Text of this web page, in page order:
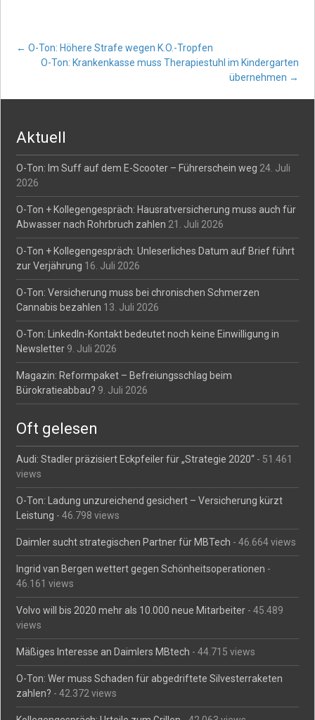
Post
navigation
← O-Ton: Höhere Strafe wegen K.O.-Tropfen
O-Ton: Krankenkasse muss Therapiestuhl im Kindergarten
übernehmen →
Aktuell
O-Ton: Im Suff auf dem E-Scooter – Führerschein weg 24. Juli
2026
O-Ton + Kollegengespräch: Hausratversicherung muss auch für
Abwasser nach Rohrbruch zahlen 21. Juli 2026
O-Ton + Kollegengespräch: Unleserliches Datum auf Brief führt
zur Verjährung 16. Juli 2026
O-Ton: Versicherung muss bei chronischen Schmerzen
Cannabis bezahlen 13. Juli 2026
O-Ton: LinkedIn-Kontakt bedeutet noch keine Einwilligung in
Newsletter 9. Juli 2026
Magazin: Reformpaket – Befreiungsschlag beim
Bürokratieabbau? 9. Juli 2026
Oft gelesen
Audi: Stadler präzisiert Eckpfeiler für „Strategie 2020“ - 51.461
views
O-Ton: Ladung unzureichend gesichert – Versicherung kürzt
Leistung - 46.798 views
Daimler sucht strategischen Partner für MBTech - 46.664 views
Ingrid van Bergen wettert gegen Schönheitsoperationen -
46.161 views
Volvo will bis 2020 mehr als 10.000 neue Mitarbeiter - 45.489
views
Mäßiges Interesse an Daimlers MBtech - 44.715 views
O-Ton: Wer muss Schaden für abgedriftete Silvesterraketen
zahlen? - 42.372 views